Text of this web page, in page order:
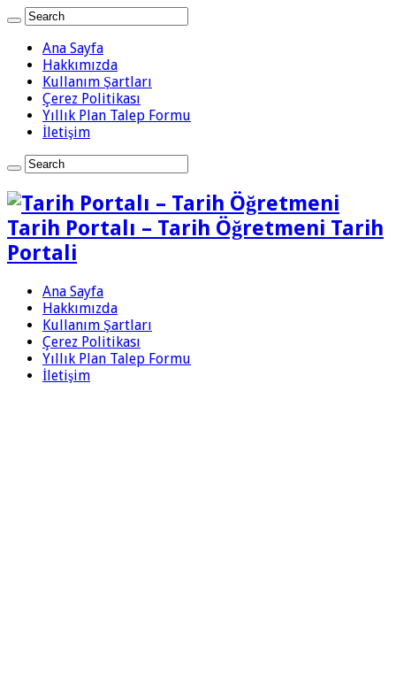
Ana Sayfa
Hakkımızda
Kullanım Şartları
Çerez Politikası
Yıllık Plan Talep Formu
İletişim
Tarih Portalı – Tarih Öğretmeni Tarih
Portali
Ana Sayfa
Hakkımızda
Kullanım Şartları
Çerez Politikası
Yıllık Plan Talep Formu
İletişim